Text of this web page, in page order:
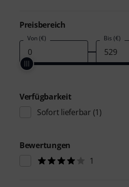
Preisbereich
Von (€) Bis (€)
Verfügbarkeit
Sofort lieferbar (1)
Bewertungen
1